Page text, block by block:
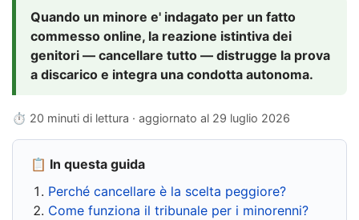
Quando un minore e' indagato per un fatto
commesso online, la reazione istintiva dei
genitori — cancellare tutto — distrugge la prova
a discarico e integra una condotta autonoma.
⏱ 20 minuti di lettura · aggiornato al 29 luglio 2026
📋 In questa guida
Perché cancellare è la scelta peggiore?
Come funziona il tribunale per i minorenni?